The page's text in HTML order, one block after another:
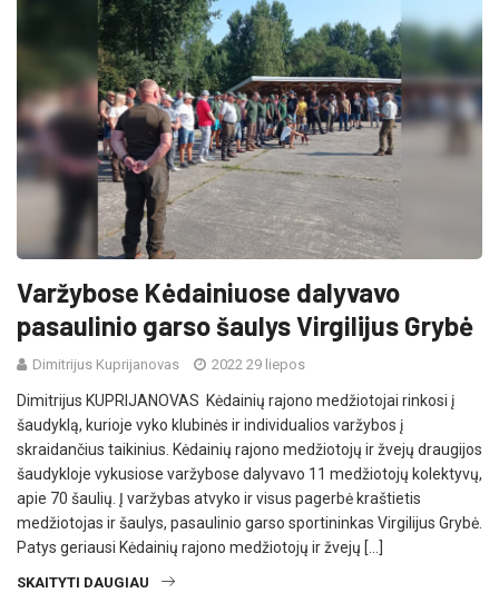
Varžybose Kėdainiuose dalyvavo
pasaulinio garso šaulys Virgilijus Grybė
Dimitrijus Kuprijanovas 2022 29 liepos
Dimitrijus KUPRIJANOVAS Kėdainių rajono medžiotojai rinkosi į
šaudyklą, kurioje vyko klubinės ir individualios varžybos į
skraidančius taikinius. Kėdainių rajono medžiotojų ir žvejų draugijos
šaudykloje vykusiose varžybose dalyvavo 11 medžiotojų kolektyvų,
apie 70 šaulių. Į varžybas atvyko ir visus pagerbė kraštietis
medžiotojas ir šaulys, pasaulinio garso sportininkas Virgilijus Grybė.
Patys geriausi Kėdainių rajono medžiotojų ir žvejų […]
SKAITYTI DAUGIAU